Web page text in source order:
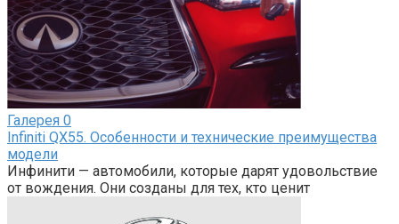
Галерея 0
Infiniti QX55. Особенности и технические преимущества
модели
Инфинити — автомобили, которые дарят удовольствие
от вождения. Они созданы для тех, кто ценит